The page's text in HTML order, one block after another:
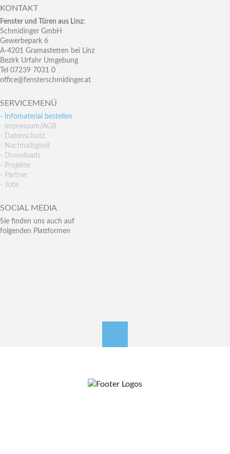
KONTAKT
Fenster und Türen aus Linz:
Schmidinger GmbH
Gewerbepark 6
A-4201 Gramastetten bei Linz
Bezirk Urfahr Umgebung
Tel 07239 7031 0
office@fensterschmidinger.at
SERVICEMENÜ
- Infomaterial bestellen
- Impressum/AGB
- Datenschutz
- Nachhaltigkeit
- Downloads
- Projekte
- Partner
- Jobs
SOCIAL MEDIA
Sie finden uns auch auf
folgenden Plattformen